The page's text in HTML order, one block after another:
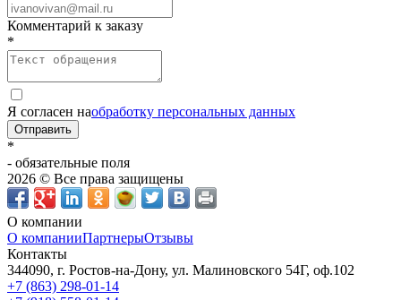
Комментарий к заказу
*
Я согласен наобработку персональных данных
Отправить
*
- обязательные поля
2026 © Все права защищены
О компании
О компанииПартнерыОтзывы
Контакты
344090, г. Ростов-на-Дону, ул. Малиновского 54Г, оф.102
+7 (863) 298-01-14